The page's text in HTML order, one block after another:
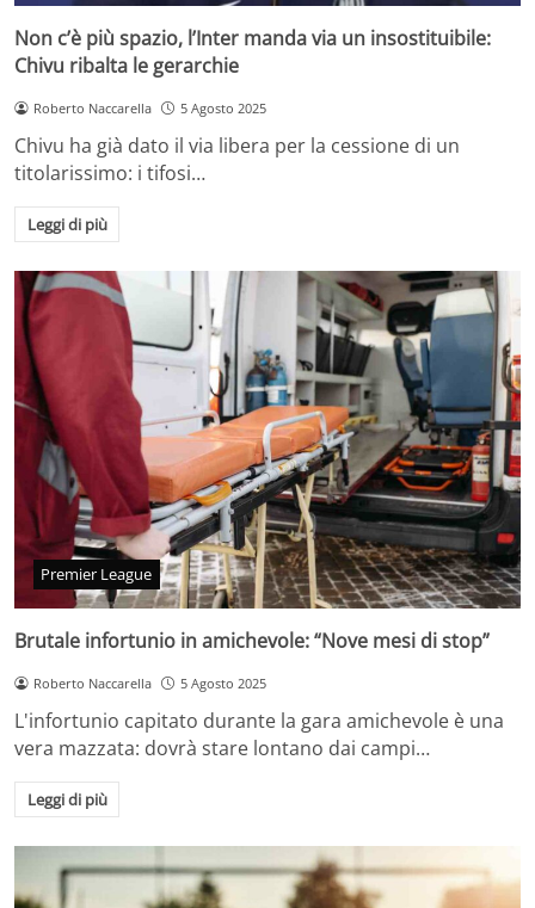
Non c’è più spazio, l’Inter manda via un insostituibile:
Chivu ribalta le gerarchie
Roberto Naccarella 5 Agosto 2025
Chivu ha già dato il via libera per la cessione di un
titolarissimo: i tifosi…
Leggi di più
Premier League
Brutale infortunio in amichevole: “Nove mesi di stop”
Roberto Naccarella 5 Agosto 2025
L'infortunio capitato durante la gara amichevole è una
vera mazzata: dovrà stare lontano dai campi…
Leggi di più